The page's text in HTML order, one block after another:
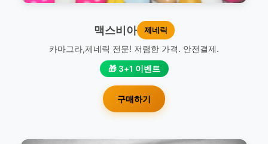
맥스비아 제네릭
카마그라,제네릭 전문! 저렴한 가격. 안전결제.
🎁 3+1 이벤트
구매하기